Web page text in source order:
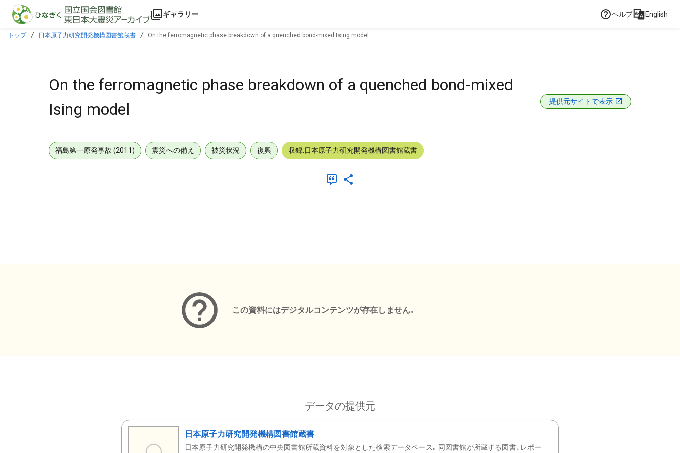
本文に飛ぶ
ギャラリー ヘルプ English
トップ 日本原子力研究開発機構図書館蔵書 On the ferromagnetic phase breakdown of a quenched bond-mixed Ising model
On the ferromagnetic phase breakdown of a quenched bond-mixed
Ising model
提供元サイトで表示
福島第一原発事故 (2011) 震災への備え 被災状況 復興 収録:日本原子力研究開発機構図書館蔵書
この資料にはデジタルコンテンツが存在しません。
データの提供元
日本原子力研究開発機構図書館蔵書
日本原子力研究開発機構の中央図書館所蔵資料を対象とした検索データベース。同図書館が所蔵する図書、レポー